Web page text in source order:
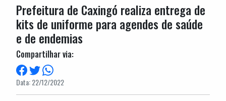
Prefeitura de Caxingó realiza entrega de
kits de uniforme para agendes de saúde
e de endemias
Compartilhar via:
Data: 22/12/2022